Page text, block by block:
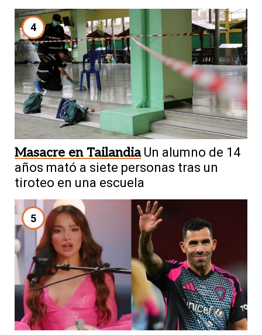
4
Masacre en Tailandia Un alumno de 14
años mató a siete personas tras un
tiroteo en una escuela
5